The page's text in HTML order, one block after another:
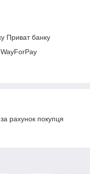
Приват банку
рахунок покупця